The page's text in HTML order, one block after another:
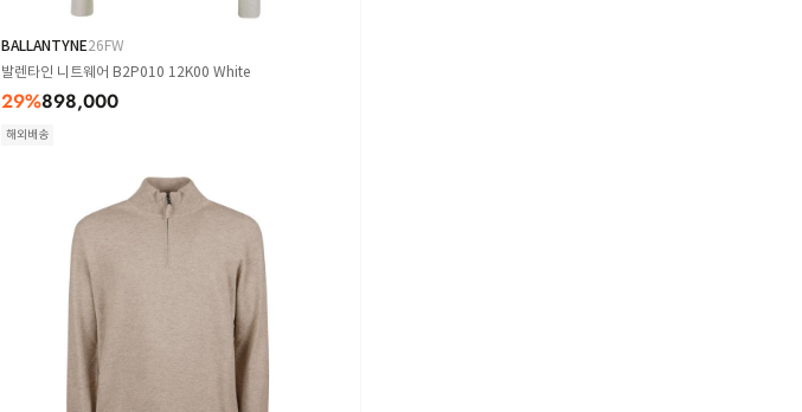
BALLANTYNE26FW
발렌타인 니트웨어 B2P010 12K00 White
29%898,000
해외배송